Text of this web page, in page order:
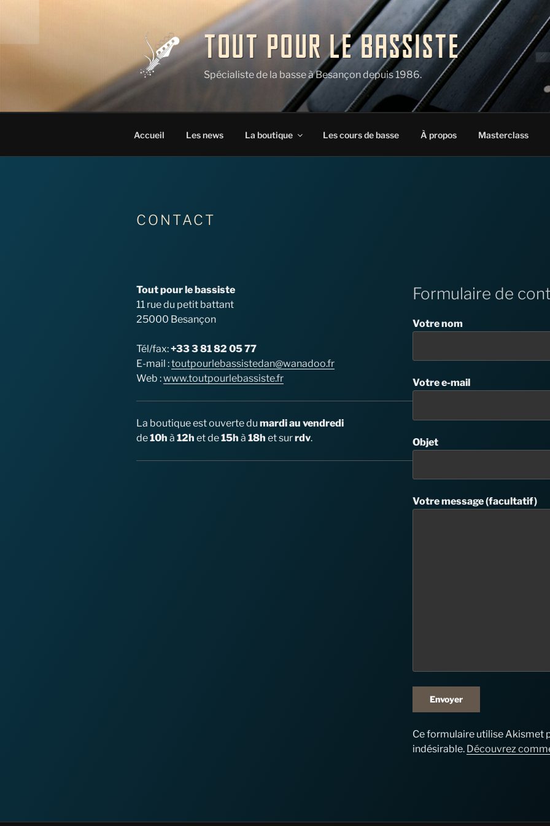
TOUT POUR LE BASSISTE
Spécialiste de la basse à Besançon depuis 1986.
Accueil Les news La boutique Les cours de basse À propos Masterclass
CONTACT
Tout pour le bassiste
11 rue du petit battant
25000 Besançon
Tél/fax:+33 3 81 82 05 77
E-mail :toutpourlebassistedan@wanadoo.fr
Web :www.toutpourlebassiste.fr
La boutique est ouverte du mardi au vendredi
de10h à 12h et de15h à 18h et surrdv.
Formulaire de
Votre nom
Votre e-mail
Objet
Votre message (facultatif)
Ce formulaire utilise Akismet
indésirable. Découvrez